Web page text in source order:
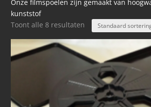
Onze filmspoelen zijn gemaakt van
kunststof
Toont alle 8 resultaten